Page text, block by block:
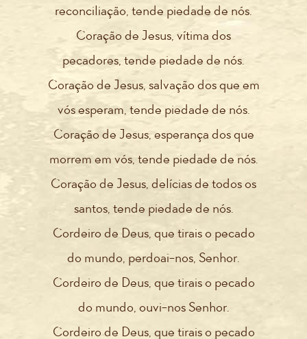
reconciliação, tende piedade de nós.
Coração de Jesus, vítima dos
pecadores, tende piedade de nós.
Coração de Jesus, salvação dos que em
vós esperam, tende piedade de nós.
Coração de Jesus, esperança dos que
morrem em vós, tende piedade de nós.
Coração de Jesus, delícias de todos os
santos, tende piedade de nós.
Cordeiro de Deus, que tirais o pecado
do mundo, perdoai-nos, Senhor.
Cordeiro de Deus, que tirais o pecado
do mundo, ouvi-nos Senhor.
Cordeiro de Deus, que tirais o pecado